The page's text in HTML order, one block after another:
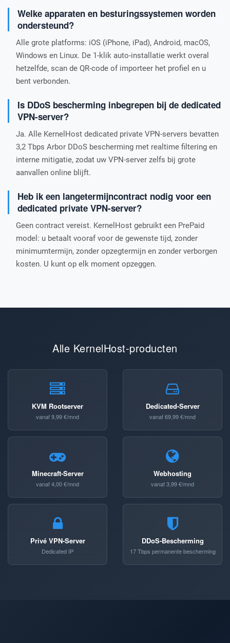
Welke apparaten en besturingssystemen worden
ondersteund?
Alle grote platforms: iOS (iPhone, iPad), Android, macOS,
Windows en Linux. De 1-klik auto-installatie werkt overal
hetzelfde, scan de QR-code of importeer het profiel en u
bent verbonden.
Is DDoS bescherming inbegrepen bij de dedicated
VPN-server?
Ja. Alle KernelHost dedicated private VPN-servers bevatten
3,2 Tbps Arbor DDoS bescherming met realtime filtering en
interne mitigatie, zodat uw VPN-server zelfs bij grote
aanvallen online blijft.
Heb ik een langetermijncontract nodig voor een
dedicated private VPN-server?
Geen contract vereist. KernelHost gebruikt een PrePaid
model: u betaalt vooraf voor de gewenste tijd, zonder
minimumtermijn, zonder opzegtermijn en zonder verborgen
kosten. U kunt op elk moment opzeggen.
Alle KernelHost-producten
KVM Rootserver
vanaf 9,99 €/mnd
Dedicated-Server
vanaf 69,99 €/mnd
Minecraft-Server
vanaf 4,00 €/mnd
Webhosting
vanaf 3,99 €/mnd
Privé VPN-Server
Dedicated IP
DDoS-Bescherming
17 Tbps permanente bescherming